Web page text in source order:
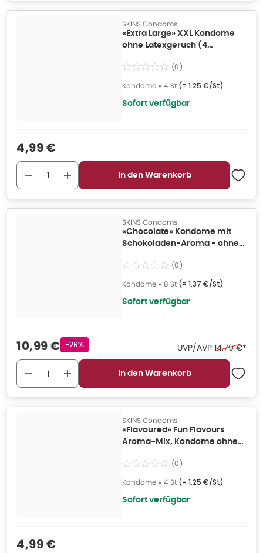
SKINS Condoms
«Extra Large» XXL Kondome
ohne Latexgeruch (4
(0)
Kondome • 4 St (= 1.25 €/St)
Sofort verfügbar
Verkaufspreis
4,99 €
In den Warenkorb
SKINS Condoms
«Chocolate» Kondome mit
Schokoladen-Aroma - ohne
St
(0)
Kondome • 8 St (= 1.37 €/St)
Sofort verfügbar
Verkaufspreis
10,99 € Rabattstempel
-26% UVP/AVP Ehemaliger
14,79 €*
In den Warenkorb
SKINS Condoms
«Flavoured» Fun Flavours
Aroma-Mix, Kondome ohne
St
(0)
Kondome • 4 St (= 1.25 €/St)
Sofort verfügbar
Verkaufspreis
4,99 €